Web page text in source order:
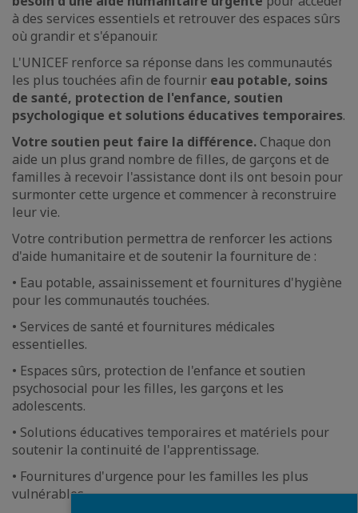
à des services essentiels et retrouver des espaces sûrs
où grandir et s'épanouir.
L'UNICEF renforce sa réponse dans les communautés
les plus touchées afin de fournir eau potable, soins
de santé, protection de l'enfance, soutien
psychologique et solutions éducatives temporaires.
Votre soutien peut faire la différence. Chaque don
aide un plus grand nombre de filles, de garçons et de
familles à recevoir l'assistance dont ils ont besoin pour
surmonter cette urgence et commencer à reconstruire
leur vie.
Votre contribution permettra de renforcer les actions
d'aide humanitaire et de soutenir la fourniture de :
• Eau potable, assainissement et fournitures d'hygiène
pour les communautés touchées.
• Services de santé et fournitures médicales
essentielles.
• Espaces sûrs, protection de l'enfance et soutien
psychosocial pour les filles, les garçons et les
adolescents.
• Solutions éducatives temporaires et matériels pour
soutenir la continuité de l'apprentissage.
• Fournitures d'urgence pour les familles les plus
vulnérables.